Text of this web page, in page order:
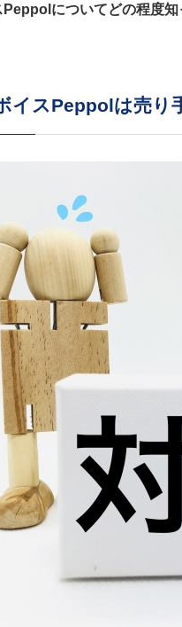
についてどの程度知
イスPeppolは売り